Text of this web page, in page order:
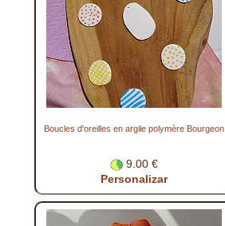
Boucles d'oreilles en argile polymère Bourgeon
9.00 €
Personalizar